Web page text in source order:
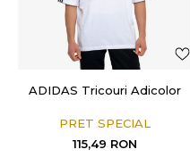
ADIDAS Tricouri Adicolor
PRET SPECIAL
115,49 RON